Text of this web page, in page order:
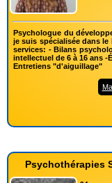
Psychologue du
je suis spécialisée dans
services: - Bilans
intellectuel de 6 à 16 ans
Entretiens "d'aiguillage"
Psychothérapies